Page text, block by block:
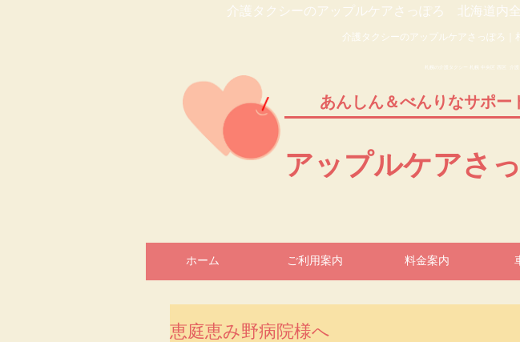
ホーム ご利用案内 料金案内
あんしん＆べんりなサポー
アップルケアさ
介護タクシーのアップルケアさっぽろ 北海道内
札幌の介護タクシー 札幌 中央区 西区 介
介護タクシーのアップルケアさっぽろ｜
恵庭恵み野病院様へ